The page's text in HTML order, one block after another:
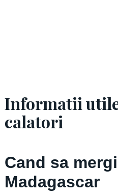
Informatii
calatori
Cand sa
Madagascar